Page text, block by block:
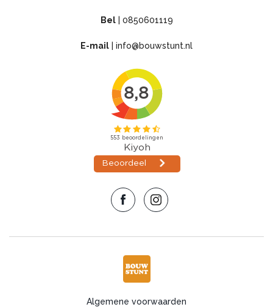
Bel| 0850601119
E-mail info@bouwstunt.nl
Algemene voorwaarden